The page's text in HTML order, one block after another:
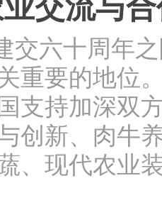
交流与
交六十周年
重要的地位
支持加深双
创新、肉牛
、现代农业